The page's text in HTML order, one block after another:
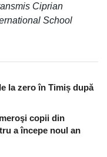
Ciprian
School
la zero în Timiș după
copii din
a începe noul an